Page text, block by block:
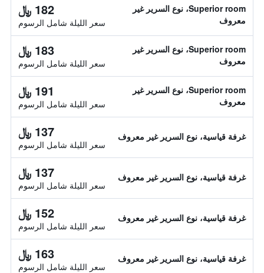
Superior room، نوع السرير غير
معروف
182 ﷼
سعر الليلة شامل الرسوم
Superior room، نوع السرير غير
معروف
183 ﷼
سعر الليلة شامل الرسوم
Superior room، نوع السرير غير
معروف
191 ﷼
سعر الليلة شامل الرسوم
غرفة قياسية، نوع السرير غير معروف 137 ﷼
سعر الليلة شامل الرسوم
غرفة قياسية، نوع السرير غير معروف 137 ﷼
سعر الليلة شامل الرسوم
غرفة قياسية، نوع السرير غير معروف 152 ﷼
سعر الليلة شامل الرسوم
غرفة قياسية، نوع السرير غير معروف 163 ﷼
سعر الليلة شامل الرسوم